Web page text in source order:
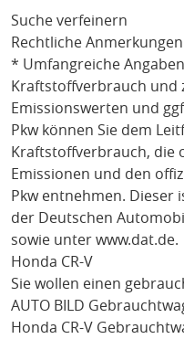
Suche verfeinern
Rechtliche Anmerkungen
* Umfangreiche
Kraftstoffverbrauch und
Emissionswerten und
Pkw können Sie dem
Kraftstoffverbrauch, die
Emissionen und den
Pkw entnehmen. Dieser
der Deutschen
sowie unter www.dat.de.
Honda CR-V
Sie wollen einen
AUTO BILD
Honda CR-V